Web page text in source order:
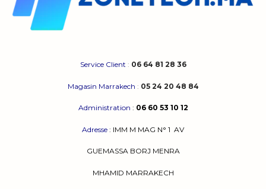
Service Client : 06 64 81 28 36
Magasin Marrakech : 05 24 20 48 84
Administration : 06 60 53 10 12
Adresse : IMM M MAG N° 1 AV
GUEMASSA BORJ MENRA
MHAMID MARRAKECH